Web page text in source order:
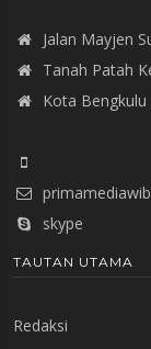
Jalan Mayjen
Tanah Patah
Kota Bengkulu
skype
TAUTAN UTAMA
Redaksi